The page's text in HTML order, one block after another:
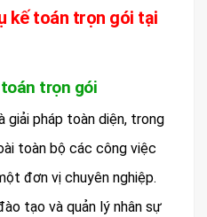
kế toán trọn gói tại
trọn gói
giải pháp toàn diện, trong
toàn bộ các công việc
đơn vị chuyên nghiệp.
tạo và quản lý nhân sự